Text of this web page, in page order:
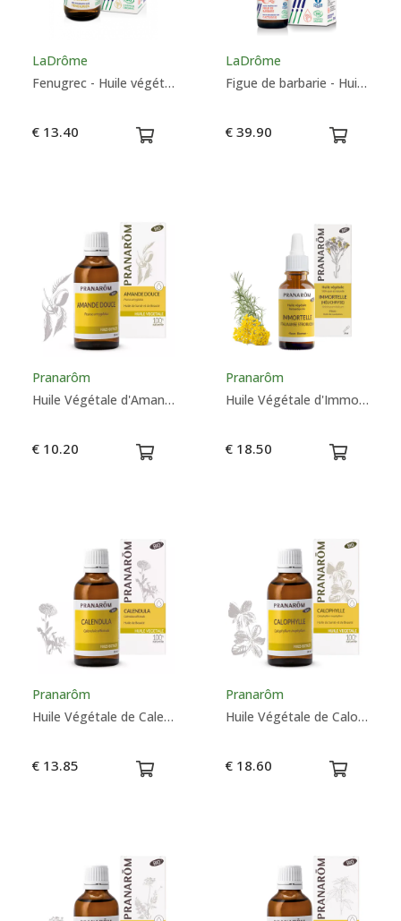
LaDrôme
Fenugrec - Huile végétale Bio - LaDrôme
€ 13.40
LaDrôme
Figue de barbarie - Huile végétale Bio - LaDrôme
€ 39.90
Pranarôm
Huile Végétale d'Amande Douce Bio - Pranarôm
€ 10.20
Pranarôm
Huile Végétale d'Immortelle Bio - Pranarôm
€ 18.50
Pranarôm
Huile Végétale de Calendula Bio - Pranarôm
€ 13.85
Pranarôm
Huile Végétale de Calophylle Bio - Pranarôm
€ 18.60